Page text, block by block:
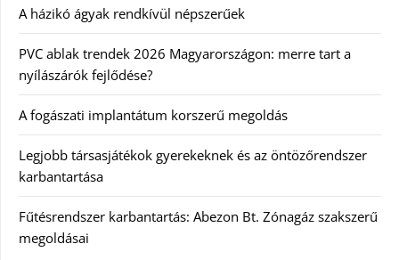
A házikó ágyak rendkívül népszerűek
PVC ablak trendek 2026 Magyarországon: merre tart a
nyílászárók fejlődése?
A fogászati implantátum korszerű megoldás
Legjobb társasjátékok gyerekeknek és az öntözőrendszer
karbantartása
Fűtésrendszer karbantartás: Abezon Bt. Zónagáz szakszerű
megoldásai